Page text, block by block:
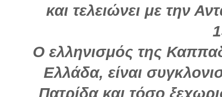
και τελειώνει με την
Ο ελληνισμός της
Ελλάδα, είναι
Πατρίδα και τόσο